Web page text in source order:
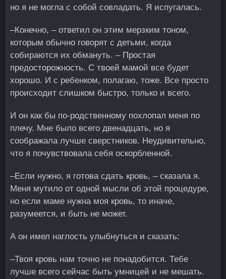
но я не могла с собой совладать. Я испугалась.
–Конечно, – ответил он этим мерзким тоном,
которым обычно говорят с детьми, когда
собираются их обмануть. – Простая
предосторожность. С твоей мамой все будет
хорошо. И с ребенком, полагаю, тоже. Все просто
происходит слишком быстро, только и всего.
И он как бы по-родственному похлопал меня по
плечу. Мне было всего двенадцать, но я
соображала лучше сверстников. Неудивительно,
что я почувствовала себя оскорбленной.
–Если нужно, я готова сдать кровь, – сказала я.
Меня мутило от одной мысли об этой процедуре,
но если маме нужна моя кровь, то иначе,
разумеется, и быть не может.
А он имел наглость улыбнуться и сказать:
–Твоя кровь нам точно не понадобится. Тебе
лучше всего сейчас быть умницей и не мешать.